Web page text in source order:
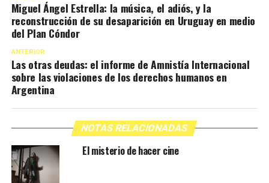
Miguel Ángel Estrella: la música, el adiós, y la
reconstrucción de su desaparición en Uruguay en medio
del Plan Cóndor
ANTERIOR
Las otras deudas: el informe de Amnistía Internacional
sobre las violaciones de los derechos humanos en
Argentina
NOTAS RELACIONADAS
El misterio de hacer cine